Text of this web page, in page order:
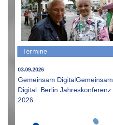
Termine
03.09.2026
Gemeinsam DigitalGemeinsam
Digital: Berlin Jahreskonferenz
2026